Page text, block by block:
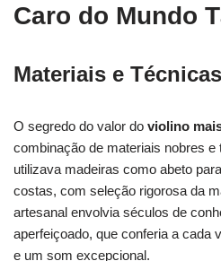
Caro do Mundo
Materiais e
O segredo do valor do violino
combinação de materiais nobres
utilizava madeiras como abeto
costas, com seleção rigorosa da
artesanal envolvia séculos de
aperfeiçoado, que conferia a cada
e um som excepcional.